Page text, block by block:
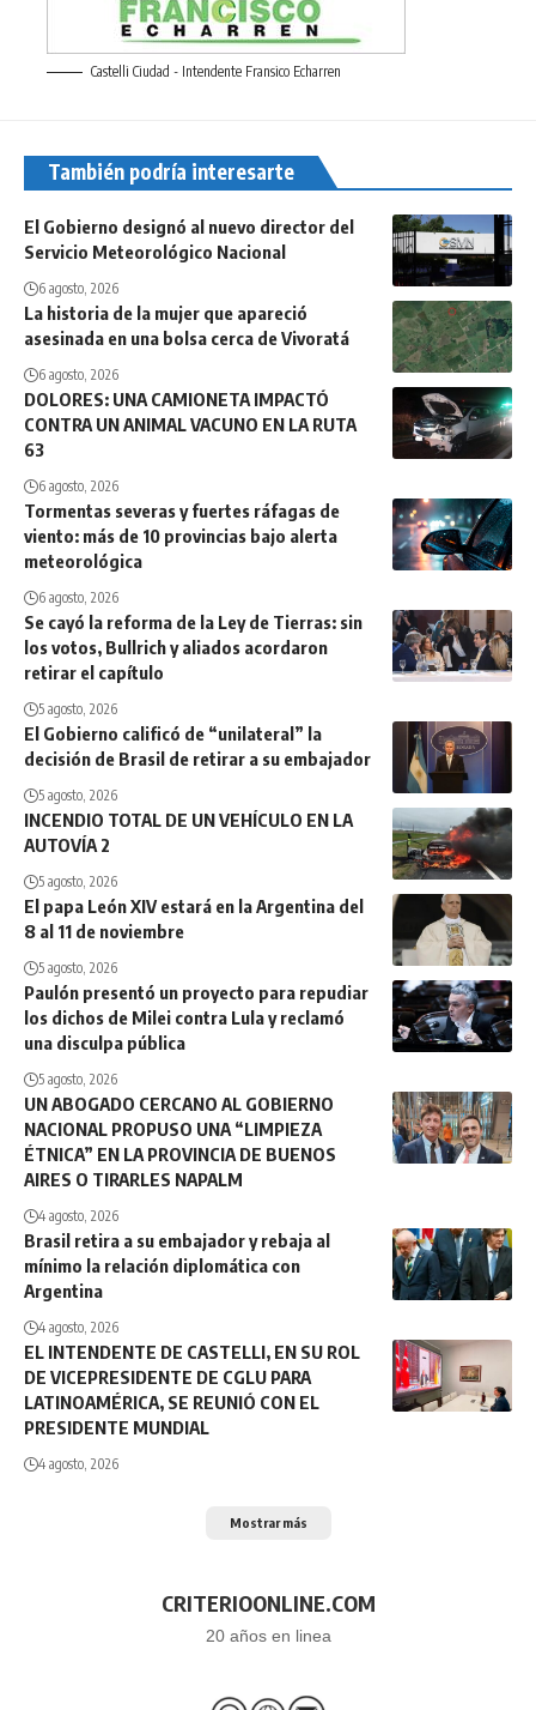
Castelli Ciudad - Intendente Fransico Echarren
También podría interesarte
El Gobierno designó al nuevo director del
Servicio Meteorológico Nacional
6 agosto, 2026
La historia de la mujer que apareció
asesinada en una bolsa cerca de Vivoratá
6 agosto, 2026
DOLORES: UNA CAMIONETA IMPACTÓ
CONTRA UN ANIMAL VACUNO EN LA RUTA
63
6 agosto, 2026
Tormentas severas y fuertes ráfagas de
viento: más de 10 provincias bajo alerta
meteorológica
6 agosto, 2026
Se cayó la reforma de la Ley de Tierras: sin
los votos, Bullrich y aliados acordaron
retirar el capítulo
5 agosto, 2026
El Gobierno calificó de “unilateral” la
decisión de Brasil de retirar a su embajador
5 agosto, 2026
INCENDIO TOTAL DE UN VEHÍCULO EN LA
AUTOVÍA 2
5 agosto, 2026
El papa León XIV estará en la Argentina del
8 al 11 de noviembre
5 agosto, 2026
Paulón presentó un proyecto para repudiar
los dichos de Milei contra Lula y reclamó
una disculpa pública
5 agosto, 2026
UN ABOGADO CERCANO AL GOBIERNO
NACIONAL PROPUSO UNA “LIMPIEZA
ÉTNICA” EN LA PROVINCIA DE BUENOS
AIRES O TIRARLES NAPALM
4 agosto, 2026
Brasil retira a su embajador y rebaja al
mínimo la relación diplomática con
Argentina
4 agosto, 2026
EL INTENDENTE DE CASTELLI, EN SU ROL
DE VICEPRESIDENTE DE CGLU PARA
LATINOAMÉRICA, SE REUNIÓ CON EL
PRESIDENTE MUNDIAL
4 agosto, 2026
Mostrar más
CRITERIOONLINE.COM
20 años en linea